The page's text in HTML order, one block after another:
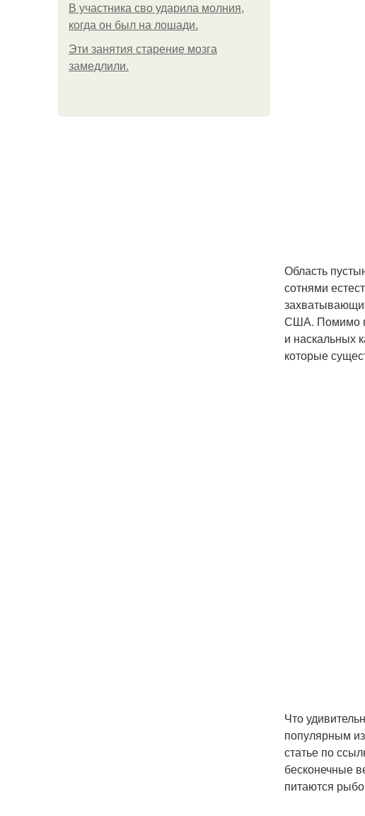
В участника сво ударила молния,
когда он был на лошади.
Эти занятия старение мозга
замедлили.
Область
сотнями
США. Помимо
и наскальных
которые
Что
популярным
статье по
бесконечные
питаются